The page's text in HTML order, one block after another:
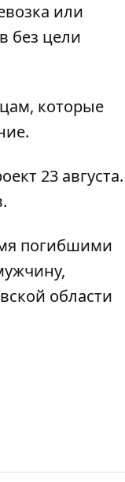
или
без цели
которые
23 августа.
погибшими
области